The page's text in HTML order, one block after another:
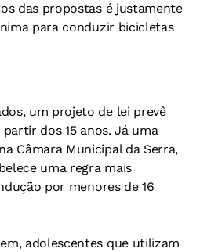
das propostas é justamente
para conduzir bicicletas
um projeto de lei prevê
dos 15 anos. Já uma
Câmara Municipal da Serra,
uma regra mais
por menores de 16
adolescentes que utilizam